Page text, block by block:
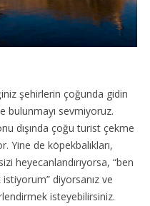
şehirlerin çoğunda gidin
bulunmayı sevmiyoruz.
dışında çoğu turist çekme
Yine de köpekbalıkları,
heyecanlandırıyorsa, “ben
diyorsanız ve
isteyebilirsiniz.